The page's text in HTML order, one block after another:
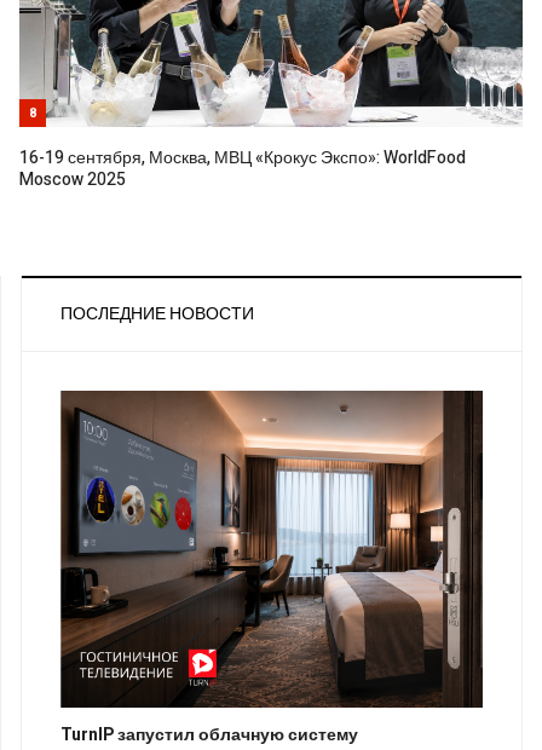
8
16-19 сентября, Москва, МВЦ «Крокус Экспо»: WorldFood
Moscow 2025
ПОСЛЕДНИЕ НОВОСТИ
TurnIP запустил облачную систему